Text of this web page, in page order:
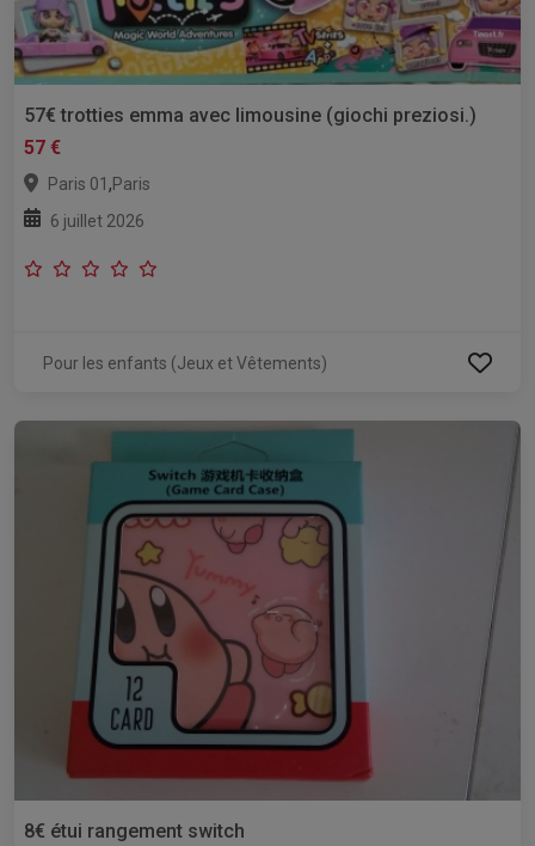
57€ trotties emma avec limousine (giochi preziosi.)
57 €
Paris 01 ,Paris
6 juillet 2026
Pour les enfants (Jeux et Vêtements)
8€ étui rangement switch